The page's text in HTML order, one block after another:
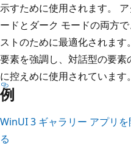
示すために使用されます。
ードとダーク モードの両方
ストのために最適化されま
要素を強調し、対話型の要
に控えめに使用されています。
例
WinUI 3 ギャラリー アプリ
る